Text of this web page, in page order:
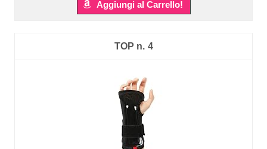
Aggiungi al Carrello!
4